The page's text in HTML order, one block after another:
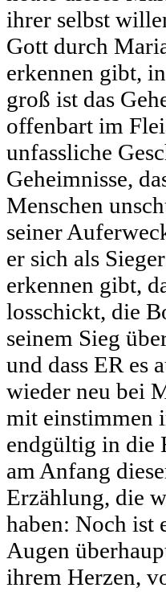
ihrer selbst
Gott durch
erkennen gibt,
groß ist das
offenbart im
unfassliche
Geheimnisse,
Menschen
seiner
er sich als
erkennen gibt,
losschickt, die
seinem Sieg
und dass ER es
wieder neu bei
mit einstimmen
endgültig in die
am Anfang
Erzählung, die
haben: Noch ist
Augen
ihrem Herzen,